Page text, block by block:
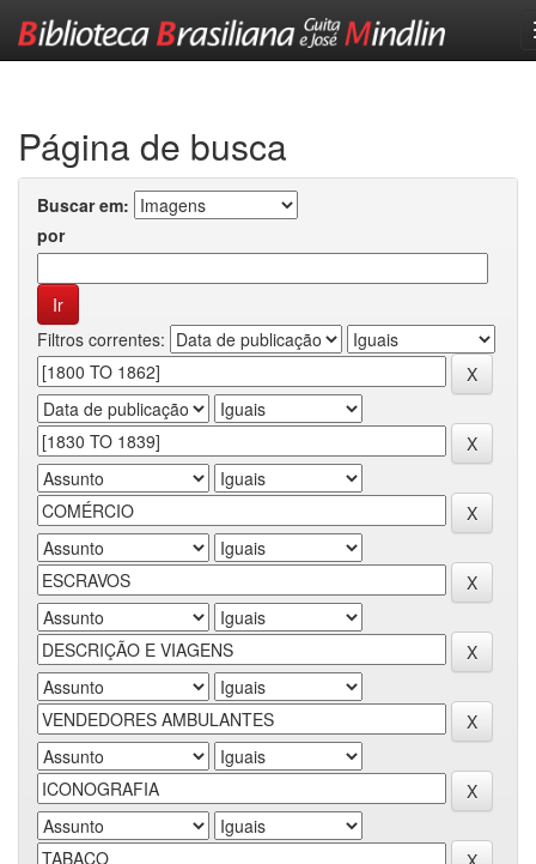
Página de busca
Buscar em:
por
Filtros correntes: